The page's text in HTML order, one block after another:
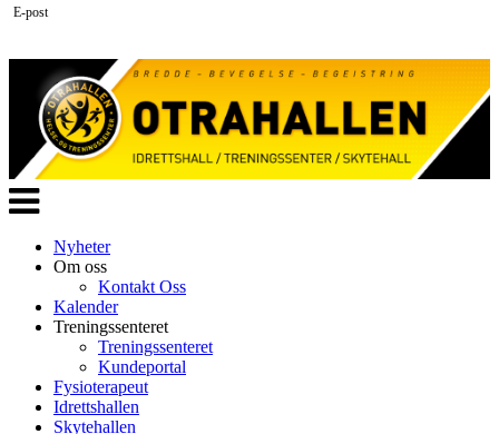
Veksle
navigasjon
Nyheter
Om oss
Kontakt Oss
Kalender
Treningssenteret
Treningssenteret
Kundeportal
Fysioterapeut
Idrettshallen
Skytehallen
E-post